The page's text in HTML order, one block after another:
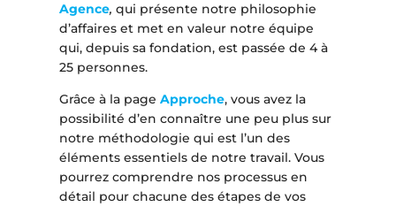
Agence, qui présente notre philosophie
d’affaires et met en valeur notre équipe
qui, depuis sa fondation, est passée de 4 à
25 personnes.
Grâce à la pageApproche, vous avez la
possibilité d’en connaître une peu plus sur
notre méthodologie qui est l’un des
éléments essentiels de notre travail. Vous
pourrez comprendre nos processus en
détail pour chacune des étapes de vos